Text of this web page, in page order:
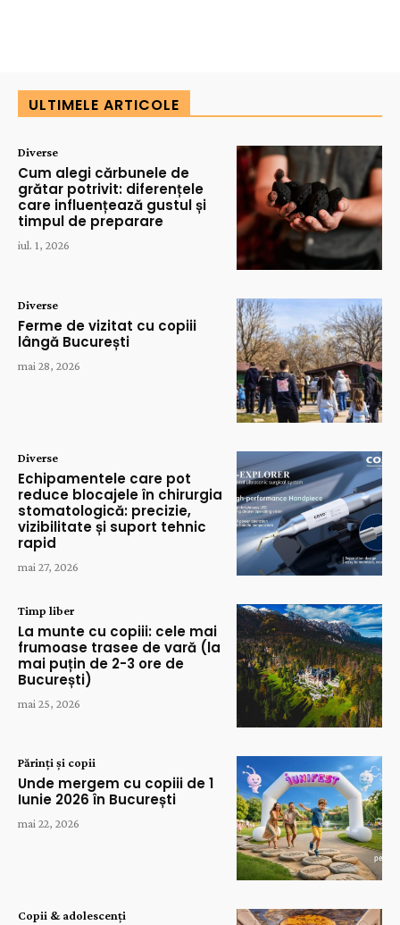
ULTIMELE ARTICOLE
Diverse
Cum alegi cărbunele de
grătar potrivit: diferențele
care influențează gustul și
timpul de preparare
iul. 1, 2026
Diverse
Ferme de vizitat cu copiii
lângă București
mai 28, 2026
Diverse
Echipamentele care pot
reduce blocajele în chirurgia
stomatologică: precizie,
vizibilitate și suport tehnic
rapid
mai 27, 2026
Timp liber
La munte cu copiii: cele mai
frumoase trasee de vară (la
mai puțin de 2-3 ore de
București)
mai 25, 2026
Părinți și copii
Unde mergem cu copiii de 1
Iunie 2026 în București
mai 22, 2026
Copii & adolescenți